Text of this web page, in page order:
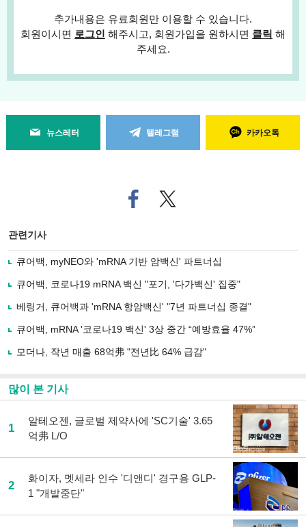
추가내용은 유료회원만 이용할 수 있습니다.
회원이시면 로그인 해주시고, 회원가입을 원하시면 클릭 해
주세요.
뉴스레터 텔레그램 카카오톡
페
이
로
기
사
유
기
트위
터로
관련기사
큐어백, myNEO와 'mRNA 기반 암백신' 파트너십
큐어백, 코로나19 mRNA 백신 "포기, '다가백신' 집중"
베링거, 큐어백과 'mRNA 항암백신' "7년 파트너십 종결"
큐어백, mRNA '코로나19 백신' 3상 중간 “예방효율 47%”
모더나, 작년 매출 68억弗 "전년比 64% 급감"
많이 본 기사
1
알테오젠, 글로벌 제약사에 'SC기술' 3.65
억弗 L/O
2
화이자, 멧세라 인수 '디앤디' 경구용 GLP-
1 "개발중단"